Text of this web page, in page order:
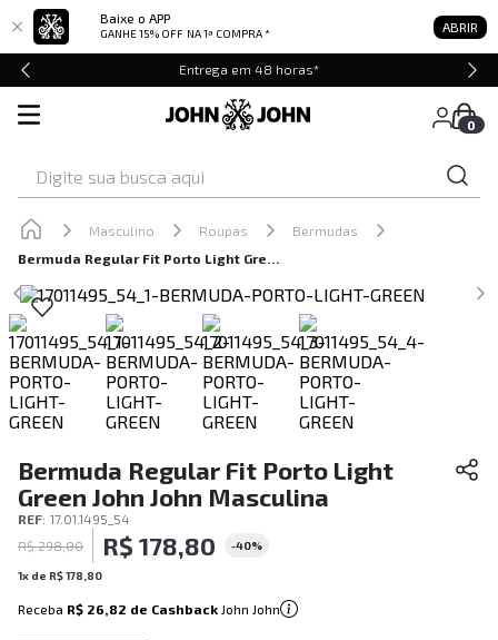
Baixe o APP
GANHE 15% OFF NA 1ª COMPRA * ABRIR
Entrega em 48 horas*
0
Masculino Roupas
Bermudas
Bermuda Regular Fit Porto Light Green John John Masculina
Bermuda Regular Fit Porto Light
Green John John Masculina
REF: 17.01.1495_54
R$ 298,00 R$ 178,80 -40%
1x de R$178 80
Receba R$ 26,82 de Cashback John John